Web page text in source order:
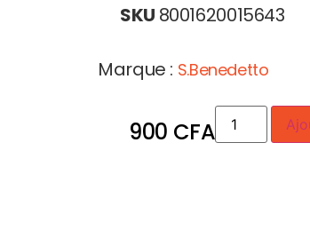
SKU 8001620015643
Marque : S.Benedetto
900 CFA